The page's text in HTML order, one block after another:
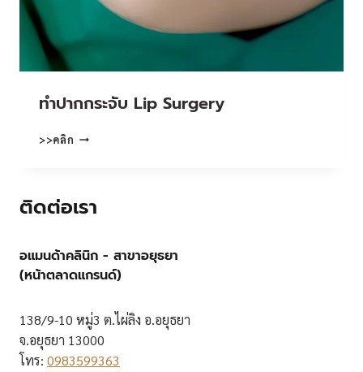
ทําปากกระจับ Lip Surgery
>>คลิก ทํา
SURGERY
ติดต่อเรา
อแมนด้าคลินิก - สาขาอยุธยา
(หน้าตลาดแกรนด์)
138/9-10 หมู่3 ต.ไผ่ลิง อ.อยุธยา
จ.อยุธยา 13000
โทร: 0983599363